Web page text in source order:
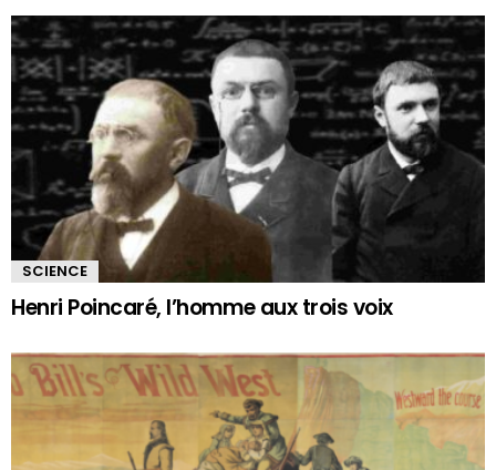
SCIENCE
Henri Poincaré, l’homme aux trois voix